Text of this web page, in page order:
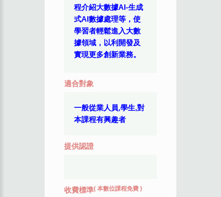
程介紹大數據AI-生成
式AI數據處理等，使
學習者輕鬆進入大數
據領域，以利開發及
實現更多創新業務。
適合對象
一般從業人員,學生,對
本課程有興趣者
提供認證
收費標準( 本數位課程免費 )